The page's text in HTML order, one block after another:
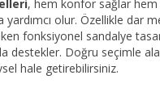
, hem konfor sağlar hem
yardımcı olur. Özellikle dar
fonksiyonel sandalye
destekler. Doğru seçimle
hale getirebilirsiniz.